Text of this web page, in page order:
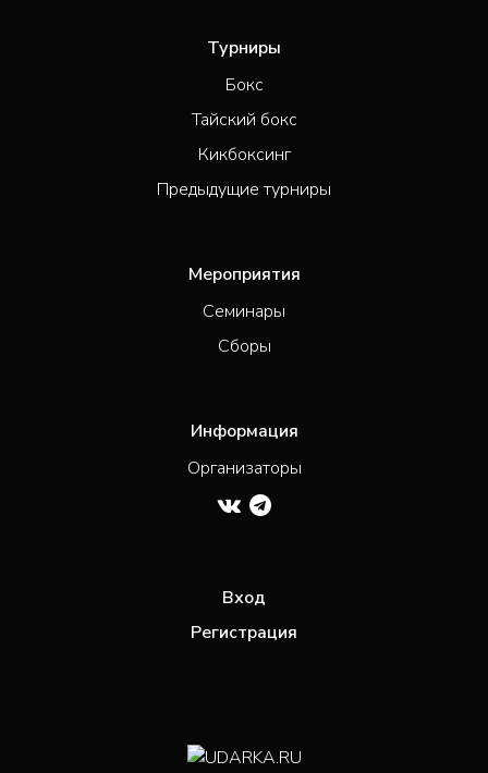
Турниры
Бокс
Тайский бокс
Кикбоксинг
Предыдущие турниры
Мероприятия
Семинары
Сборы
Информация
Организаторы
Вход
Регистрация